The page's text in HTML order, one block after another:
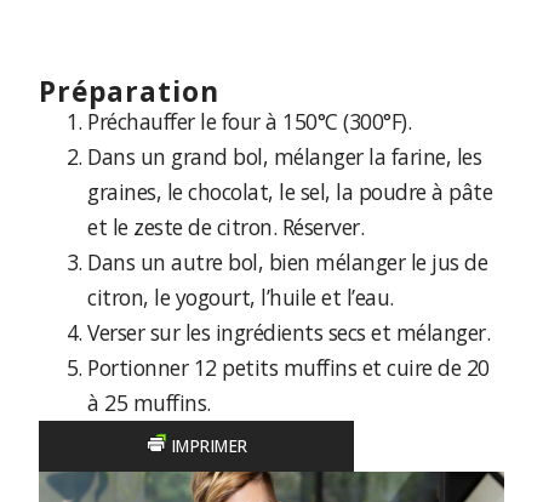
préparation
Préchauffer le four à 150°C (300°F).
Dans un grand bol, mélanger la farine, les
graines, le chocolat, le sel, la poudre à pâte
et le zeste de citron. Réserver.
Dans un autre bol, bien mélanger le jus de
citron, le yogourt, l’huile et l’eau.
Verser sur les ingrédients secs et mélanger.
Portionner 12 petits muffins et cuire de 20
à 25 muffins.
IMPRIMER